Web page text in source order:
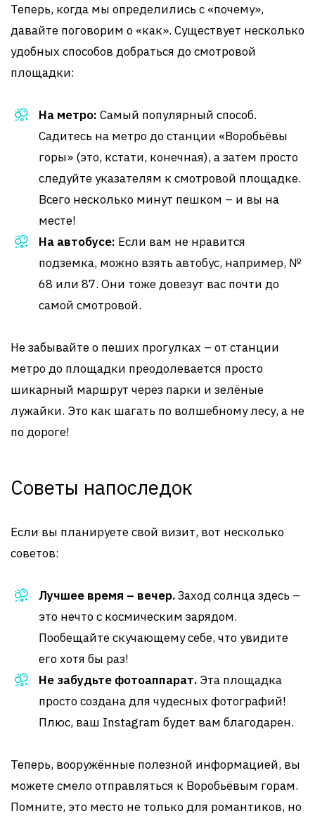
Теперь, когда мы определились с «почему»,
давайте поговорим о «как». Существует несколько
удобных способов добраться до смотровой
площадки:
На метро: Самый популярный способ.
Садитесь на метро до станции «Воробьёвы
горы» (это, кстати, конечная), а затем просто
следуйте указателям к смотровой площадке.
Всего несколько минут пешком – и вы на
месте!
На автобусе: Если вам не нравится
подземка, можно взять автобус, например, №
68 или 87. Они тоже довезут вас почти до
самой смотровой.
Не забывайте о пеших прогулках – от станции
метро до площадки преодолевается просто
шикарный маршрут через парки и зелёные
лужайки. Это как шагать по волшебному лесу, а не
по дороге!
Советы напоследок
Если вы планируете свой визит, вот несколько
советов:
Лучшее время – вечер.Заход солнца здесь –
это нечто с космическим зарядом.
Пообещайте скучающему себе, что увидите
его хотя бы раз!
Не забудьте фотоаппарат. Эта площадка
просто создана для чудесных фотографий!
Плюс, ваш Instagram будет вам благодарен.
Теперь, вооружённые полезной информацией, вы
можете смело отправляться к Воробьёвым горам.
Помните, это место не только для романтиков, но